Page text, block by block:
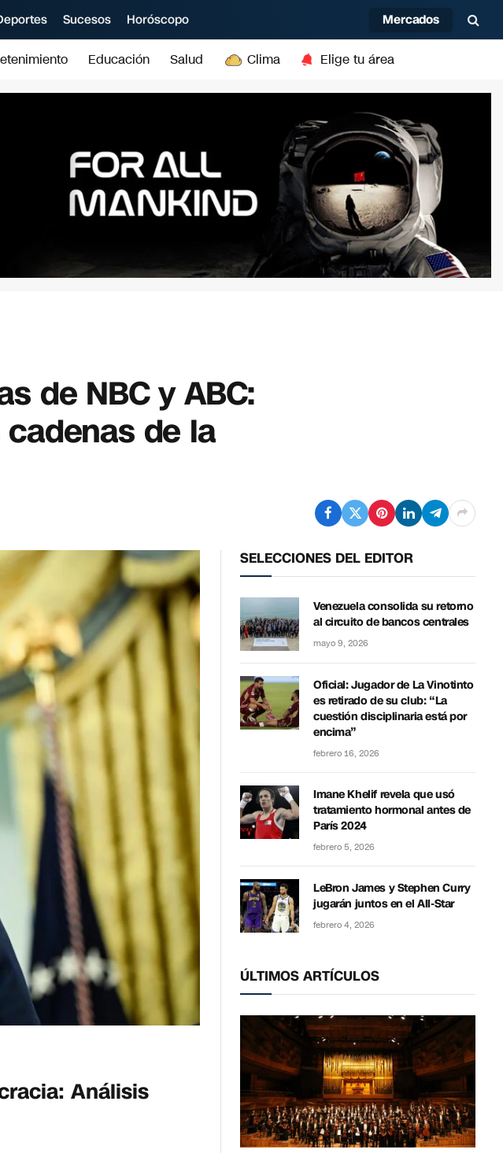
Sucesos Horóscopo Mercados
Educación Salud Clima Elige tu área
de NBC y ABC:
de la
Análisis
SELECCIONES DEL EDITOR
Venezuela consolida su retorno
al circuito de bancos centrales
mayo 9, 2026
Oficial: Jugador de La Vinotinto
es retirado de su club: “La
cuestión disciplinaria está por
encima”
febrero 16, 2026
Imane Khelif revela que usó
tratamiento hormonal antes de
París 2024
febrero 5, 2026
LeBron James y Stephen Curry
jugarán juntos en el All-Star
febrero 4, 2026
ÚLTIMOS ARTÍCULOS